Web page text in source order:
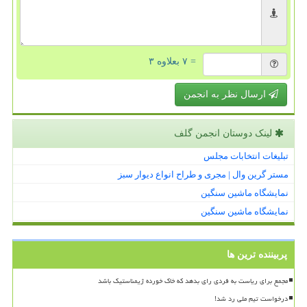
= ۷ بعلاوه ۳
ارسال نظر به انجمن
لینک دوستان انجمن گلف
تبلیغات انتخابات مجلس
مستر گرین وال | مجری و طراح انواع دیوار سبز
نمایشگاه ماشین سنگین
نمایشگاه ماشین سنگین
پربیننده ترین ها
مجمع برای ریاست به فردی رای بدهد که خاک خورده ژیمناستیک باشد
درخواست تیم ملی رد شد!